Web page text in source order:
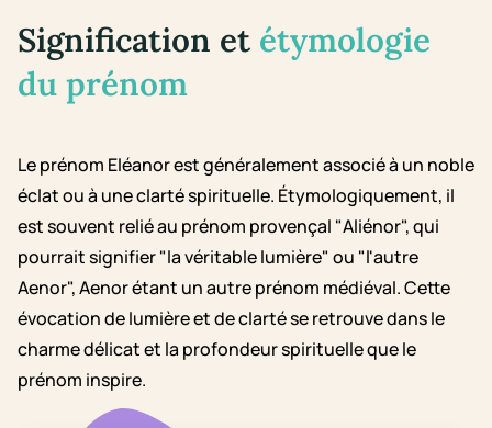
Signification et étymologie
du prénom
Le prénom Eléanor est généralement associé à un noble
éclat ou à une clarté spirituelle. Étymologiquement, il
est souvent relié au prénom provençal "Aliénor", qui
pourrait signifier "la véritable lumière" ou "l'autre
Aenor", Aenor étant un autre prénom médiéval. Cette
évocation de lumière et de clarté se retrouve dans le
charme délicat et la profondeur spirituelle que le
prénom inspire.